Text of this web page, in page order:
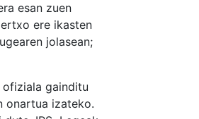
esan zuen
ere ikasten
jolasean;
gainditu
onartua izateko.